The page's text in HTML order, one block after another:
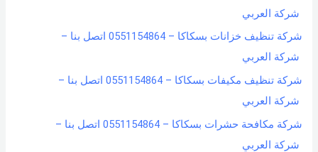
شركة العربي
شركة تنظيف خزانات بسكاكا – 0551154864 اتصل بنا –
شركة العربي
شركة تنظيف مكيفات بسكاكا – 0551154864 اتصل بنا –
شركة العربي
شركة مكافحة حشرات بسكاكا – 0551154864 اتصل بنا –
شركة العربي